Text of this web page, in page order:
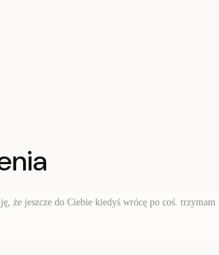
że jeszcze do Ciebie kiedyś wrócę po coś.